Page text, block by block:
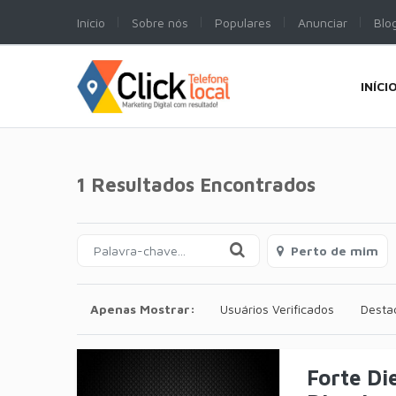
Início Sobre nós Populares Anunciar
INÍCIO
1 Resultados Encontrados
Perto de mim
Apenas Mostrar: Usuários Verificados
Forte